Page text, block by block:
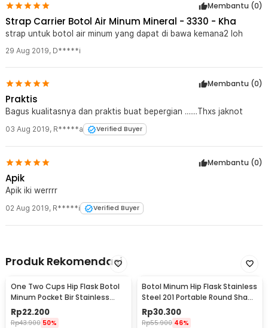
Membantu (0)
Strap Carrier Botol Air Minum Mineral - 3330 - Kha
strap untuk botol air minum yang dapat di bawa kemana2 loh
29 Aug 2019, D*****i
Membantu (0)
Praktis
Bagus kualitasnya dan praktis buat bepergian .......Thxs jaknot
03 Aug 2019, R*****a Verified Buyer
Membantu (0)
Apik
Apik iki werrrr
02 Aug 2019, R*****i Verified Buyer
Produk Rekomendasi
One Two Cups Hip Flask Botol
Minum Pocket Bir Stainless
Steel 201 8oz - MS351
Rp22.200
Rp43.900 50%
Botol Minum Hip Flask Stainless
Steel 201 Portable Round Shape
150ml - B-5
Rp30.300
Rp55.900 46%